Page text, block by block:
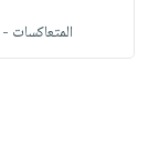
المتعاكسات - Opp